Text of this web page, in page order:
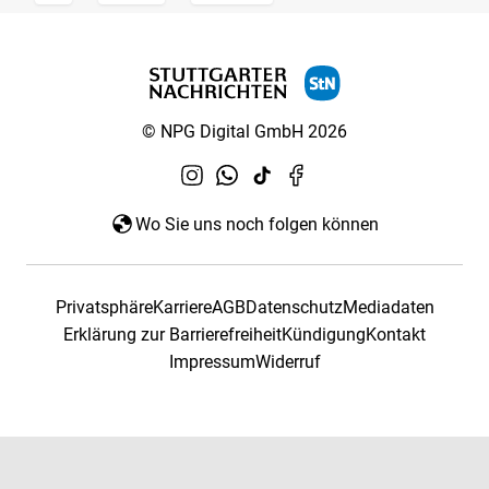
© NPG Digital GmbH 2026
Wo Sie uns noch folgen können
PrivatsphäreKarriereAGBDatenschutzMediadaten
Erklärung zur BarrierefreiheitKündigungKontakt
ImpressumWiderruf